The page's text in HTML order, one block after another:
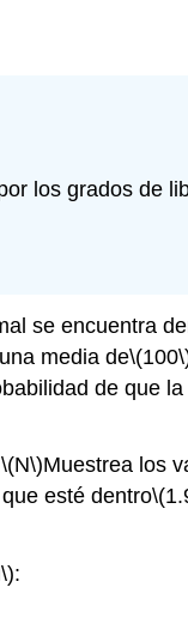
los grados de
se encuentra
media de
de que
\(N\)Muestrea los
que esté dentro
: